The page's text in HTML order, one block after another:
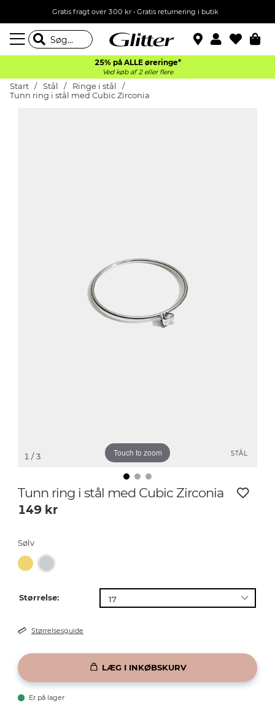
Gratis fragt over 300 kr • Gratis returnering i butik
25% på ALLE øreringe*
Ved køb af 2 eller flere
Start Stål
Ringe i stål
Tunn ring i stål med Cubic Zirconia
STÅL
Touch to zoom
1 / 3
Tunn ring i stål med Cubic Zirconia
149 kr
Sølv
Størrelse:
Størrelsesguide
LÆG I INKØBSKURV
Er på lager